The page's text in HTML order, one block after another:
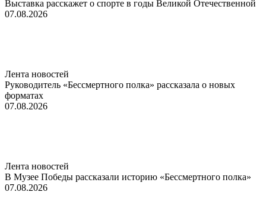
Выставка расскажет о спорте в годы Великой Отечественной
07.08.2026
Лента новостей
Руководитель «Бессмертного полка» рассказала о новых
форматах
07.08.2026
Лента новостей
В Музее Победы рассказали историю «Бессмертного полка»
07.08.2026